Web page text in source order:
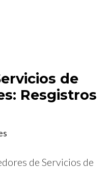
de
Resgistros
de Servicios de